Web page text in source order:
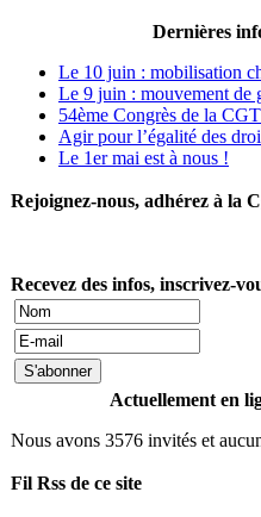
Dernières
Le 10 juin : mobilisation
Le 9 juin : mouvement de
54ème Congrès de la
Agir pour l’égalité des
Le 1er mai est à nous !
Rejoignez-nous, adhérez à la
Recevez des infos, inscrivez-
Actuellement en
Nous avons 3576 invités et
Fil Rss de ce site